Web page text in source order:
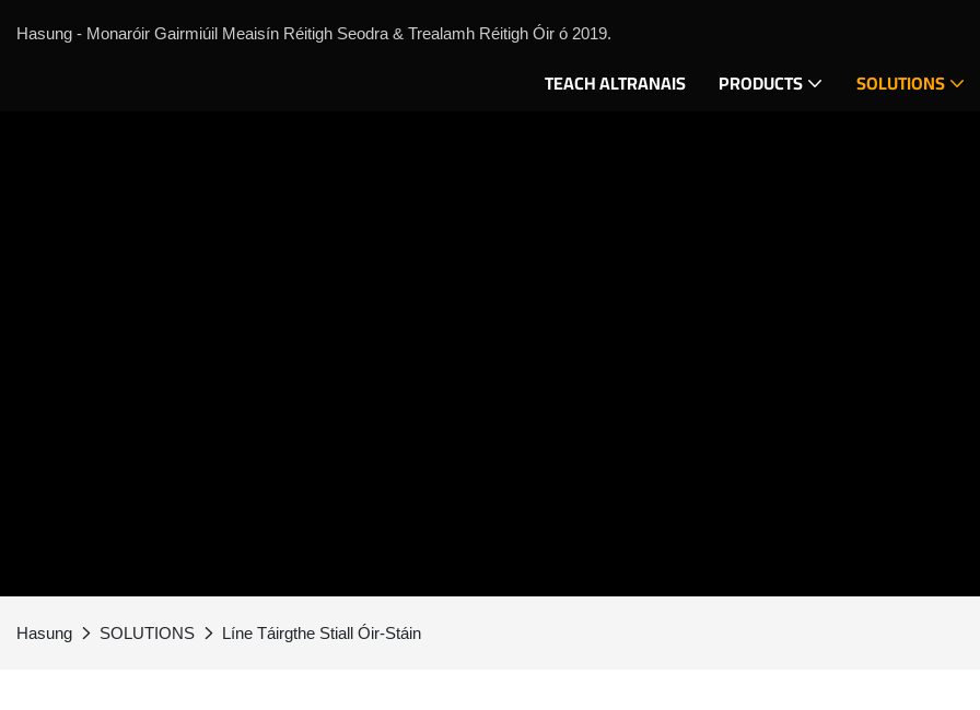
Hasung - Monaróir Gairmiúil Meaisín Réitigh Seodra & Trealamh Réitigh Óir ó 2019.
TEACH ALTRANAIS PRODUCTS SOLUTIONS
Hasung SOLUTIONS Líne Táirgthe Stiall Óir-Stáin